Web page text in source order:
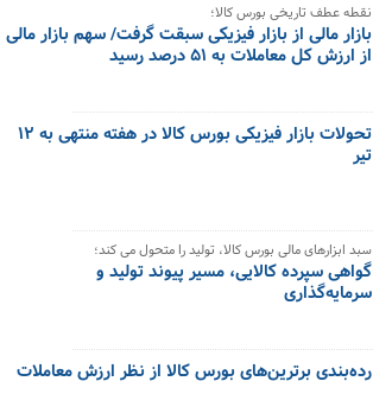
نقطه عطف تاریخی بورس کالا؛
بازار مالی از بازار فیزیکی سبقت گرفت/ سهم بازار مالی
از ارزش کل معاملات به ۵۱ درصد رسید
تحولات بازار فیزیکی بورس کالا در هفته منتهی به ۱۲
تیر
سبد ابزارهای مالی بورس کالا، تولید را متحول می کند؛
گواهی سپرده کالایی، مسیر پیوند تولید و
سرمایه‌گذاری
رده‌بندی برترین‌های بورس کالا از نظر ارزش معاملات